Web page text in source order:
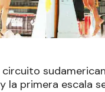
circuito
la primera escala